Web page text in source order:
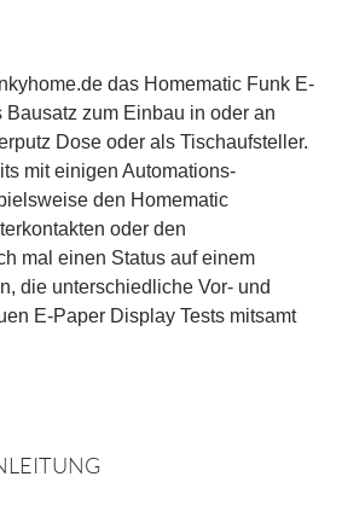
das Homematic Funk E-
zum Einbau in oder an
Dose oder als Tischaufsteller.
mit einigen Automations-
den Homematic
oder den
mal einen Status auf einem
die unterschiedliche Vor- und
E-Paper Display Tests mitsamt